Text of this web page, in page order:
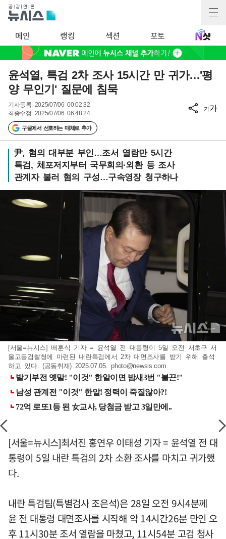
메인 랭킹 섹션 포토
윤석열, 특검 2차 조사 15시간 만 귀가…'평
양 무인기' 질문에 침묵
기사등록 2025/07/06 00:02:32
최종수정 2025/07/06 06:48:24
구글에서 선호하는 매체로 추가
가가
尹, 혐의 대부분 부인…조서 열람만 5시간
특검, 체포저지부터 국무회의·외환 등 조사
관계자 불러 혐의 구성…구속영장 청구하나
[서울=뉴시스] 배훈식 기자 = 윤석열 전 대통령이 5일 오전 서초구 서
울고등검찰청에 마련된 내란특검에서 2차 대면조사를 받기 위해 출석
하고 있다. (공동취재) 2025.07.05.photo@newsis.com
[서울=뉴시스]최서진 홍연우 이태성 기자 = 윤석열 전 대
통령이 5일 내란 특검의 2차 소환 조사를 마치고 귀가했
다.
내란 특검팀(특별검사 조은석)은 28일 오전 9시4분께
윤 전 대통령 대면조사를 시작해 약 14시간26분 만인 오
후 11시30분 조서 열람을 마쳤고, 11시54분 고검 청사